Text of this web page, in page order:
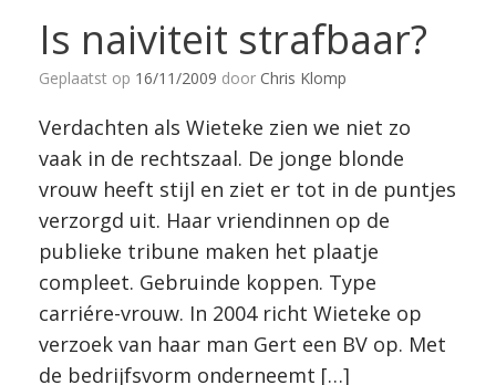
Is naiviteit strafbaar?
Geplaatst op 16/11/2009 door Chris Klomp
Verdachten als Wieteke zien we niet zo
vaak in de rechtszaal. De jonge blonde
vrouw heeft stijl en ziet er tot in de puntjes
verzorgd uit. Haar vriendinnen op de
publieke tribune maken het plaatje
compleet. Gebruinde koppen. Type
carriére-vrouw. In 2004 richt Wieteke op
verzoek van haar man Gert een BV op. Met
de bedrijfsvorm onderneemt […]